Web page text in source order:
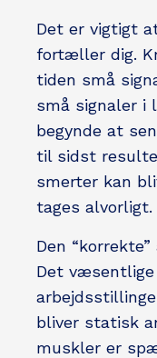
Det er vigtigt
fortæller dig.
tiden små
små signaler i
begynde at
til sidst
smerter kan
tages alvorligt.
Den
Det
bliver statisk
muskler er